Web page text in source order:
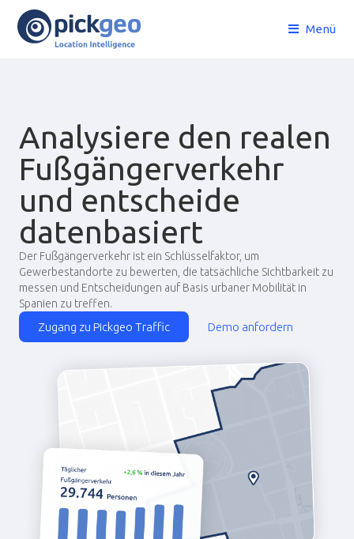
Menü
Analysiere den realen
Fußgängerverkehr
und entscheide
datenbasiert
Der Fußgängerverkehr ist ein Schlüsselfaktor, um
Gewerbestandorte zu bewerten, die tatsächliche Sichtbarkeit zu
messen und Entscheidungen auf Basis urbaner Mobilität in
Spanien zu treffen.
Zugang zu Pickgeo Traffic Demo anfordern